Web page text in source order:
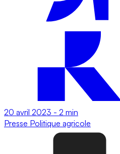
20 avril 2023 - 2 min
Presse Politique agricole